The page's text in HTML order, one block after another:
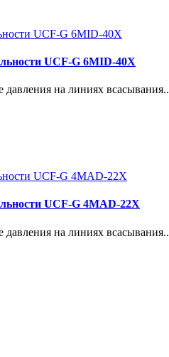
UCF-G 6MID-40X
на линиях всасывания..
UCF-G 4МАD-22Х
на линиях всасывания..